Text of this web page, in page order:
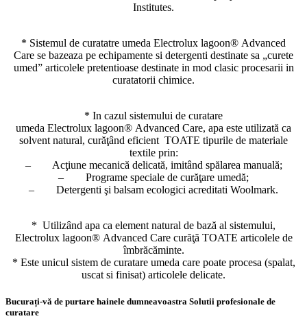
Institutes.
* Sistemul de curatatre umeda Electrolux lagoon® Advanced
Care se bazeaza pe echipamente si detergenti destinate sa „curete
umed” articolele pretentioase destinate in mod clasic procesarii in
curatatorii chimice.
* In cazul sistemului de curatare
umeda Electrolux lagoon® Advanced Care, apa este utilizată ca
solvent natural, curăţând eficient TOATE tipurile de materiale
textile prin:
– Acţiune mecanică delicată, imitând spălarea manuală;
– Programe speciale de curăţare umedă;
– Detergenti şi balsam ecologici acreditati Woolmark.
* Utilizând apa ca element natural de bază al sistemului,
Electrolux lagoon® Advanced Care curăţă TOATE articolele de
îmbrăcăminte.
* Este unicul sistem de curatare umeda care poate procesa (spalat,
uscat si finisat) articolele delicate.
Bucurați-vă de purtare hainele dumneavoastra Solutii profesionale de
curatare